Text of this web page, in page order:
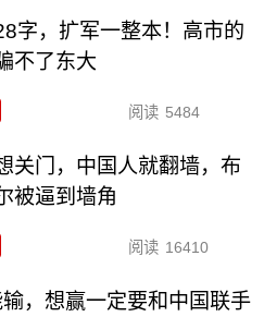
字，扩军一整本！高市的
不了东大
阅读 5484
关门，中国人就翻墙，布
被逼到墙角
阅读 16410
，想赢一定要和中国联手